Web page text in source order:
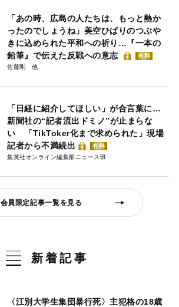
「あの時、広島の人たちは、もっと熱か
ったのでしょうね」美空ひばりのつぶや
きに込められた平和への祈り…『一本の
鉛筆』で伝えた反戦への意志
有料
佐藤剛
「日経に紹介してほしい」が合言葉に…
新聞社の“記者流出ドミノ”が止まらな
い 「TikToker化まで求められた」現場
記者から不満続出
有料
集英社オンライン編集部ニュース班
会員限定記事一覧を見る
新着記事
〈江別大学生集団暴行死〉主犯格の18歳